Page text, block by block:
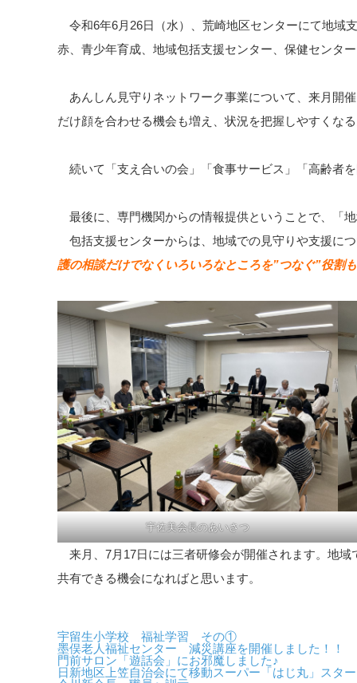
令和6年6月26日（水）、荒崎地区センターにて地域
赤、青少年育成、地域包括支援センター、保健センタ
あんしん見守りネットワーク事業について、来月開
だけ顔を合わせる機会も増え、状況を把握しやすくな
続いて「支え合いの会」「食事サービス」「高齢者
最後に、専門機関からの情報提供ということで、「
包括支援センターからは、地域での見守りや支援に
護の相談だけでなくいろいろなところを”つなぐ”役割
宇佐美会長のあいさつ
来月、7月17日には三者研修会が開催されます。地
共有できる機会になればと思います。
宇留生小学校 福祉学習 その①
墨俣老人福祉センター 減災講座を開催しました！！
門前サロン「遊話会」にお邪魔しました♪
日新地区上笠自治会にて移動スーパー「はじ丸」スター